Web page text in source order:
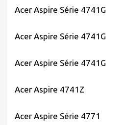
Acer Aspire Série 4741G
Acer Aspire Série 4741G
Acer Aspire Série 4741G
Acer Aspire 4741Z
Acer Aspire Série 4771